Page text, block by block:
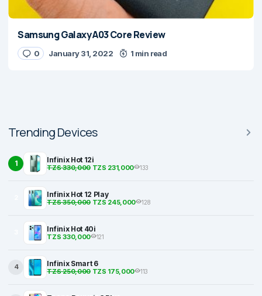
Samsung Galaxy A03 Core Review
0 January 31, 2022 1 min read
Trending Devices
1 Infinix Hot 12i
TZS 330,000TZS 231,000 133
Infinix Hot 12 Play
TZS 350,000TZS 245,000 128
Infinix Hot 40i
TZS 330,000 121
4 Infinix Smart 6
TZS 250,000TZS 175,000 113